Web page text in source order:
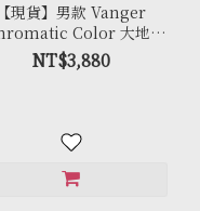
【現貨】男款 Vanger
Color 大地原
閒鞋－Ca001皚白色(牛
皮)
NT$3,880